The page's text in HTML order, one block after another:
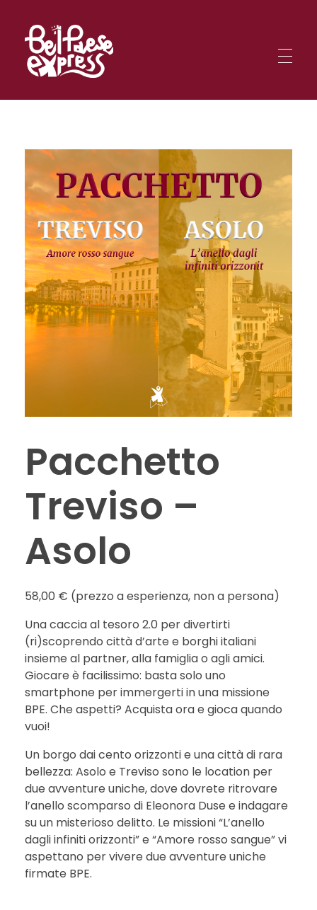
BelPaese Express
Smartphone in una mano, mappa nell'altra: sei pronto per affrontare le missioni BPE tra le meraviglie d'Italia?
Pacchetto
Treviso –
Asolo
58,00 € (prezzo a esperienza, non a persona)
Una caccia al tesoro 2.0 per divertirti
(ri)scoprendo città d’arte e borghi italiani
insieme al partner, alla famiglia o agli amici.
Giocare è facilissimo: basta solo uno
smartphone per immergerti in una missione
BPE. Che aspetti? Acquista ora e gioca quando
vuoi!
Un borgo dai cento orizzonti e una città di rara
bellezza: Asolo e Treviso sono le location per
due avventure uniche, dove dovrete ritrovare
l’anello scomparso di Eleonora Duse e indagare
su un misterioso delitto. Le missioni “L’anello
dagli infiniti orizzonti” e “Amore rosso sangue” vi
aspettano per vivere due avventure uniche
firmate BPE.